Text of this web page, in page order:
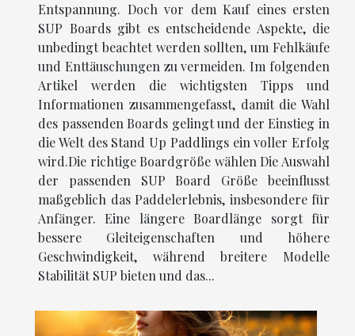
Entspannung. Doch vor dem Kauf eines ersten
SUP Boards gibt es entscheidende Aspekte, die
unbedingt beachtet werden sollten, um Fehlkäufe
und Enttäuschungen zu vermeiden. Im folgenden
Artikel werden die wichtigsten Tipps und
Informationen zusammengefasst, damit die Wahl
des passenden Boards gelingt und der Einstieg in
die Welt des Stand Up Paddlings ein voller Erfolg
wird.Die richtige Boardgröße wählen Die Auswahl
der passenden SUP Board Größe beeinflusst
maßgeblich das Paddelerlebnis, insbesondere für
Anfänger. Eine längere Boardlänge sorgt für
bessere Gleiteigenschaften und höhere
Geschwindigkeit, während breitere Modelle
Stabilität SUP bieten und das...